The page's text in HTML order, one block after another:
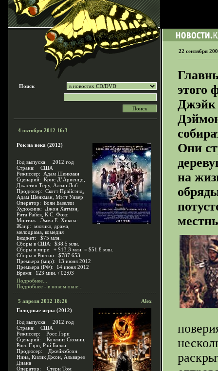
Поиск
4 октября 2012 16:3
Рок на века (2012)
Год выпуска: 2012 год
Страна: США
Режиссер: Адам Шенкман
Сценарий: Крис Д’Ариенцо,
Джастин Теру, Аллан Лоб
Продюсер: Скотт Прайсэнд,
Адам Шенкман, Мэтт Уивер
Оператор: Боян Базелли
Художник: Джон Хатмэн,
Рита Райек, К.С. Фокс
Монтаж: Эмма Е. Хикокс
Жанр: мюзикл, драма,
мелодрама, комедия
Бюджет: $75 млн.
Сборы в США: $38.5 млн.
Сборы в мире: + $13.3 млн. = $51.8 млн.
Сборы в России: $787 653
Премьера (мир): 13 июня 2012
Премьера (РФ): 14 июня 2012
Время: 123 мин. / 02:03
Подробнее...
Подробнее - в новом окне...
5 апреля 2012 18:26
Alex
Голодные игры (2012)
Год выпуска: 2012 год
Страна: США
Режиссер: Росс Гэри
Сценарий: Коллинз Сюзанн,
Росс Гэри, Рэй Билли
Продюсер: Джейкобсон
Нина, Килик Джон, Альварез
Диана
Оператор: Стерн Том
22 сентября
этого
Джэйк
Они
на